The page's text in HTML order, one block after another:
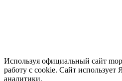
Используя официальный сайт
работу с cookie. Сайт использует
аналитики.